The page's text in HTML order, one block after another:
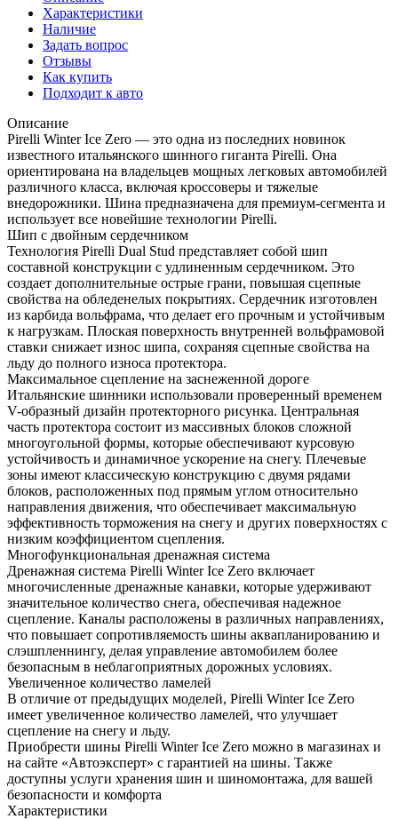
Характеристики
Наличие
Задать вопрос
Отзывы
Как купить
Подходит к авто
Описание
Pirelli Winter Ice Zero — это одна из последних новинок
известного итальянского шинного гиганта Pirelli. Она
ориентирована на владельцев мощных легковых автомобилей
различного класса, включая кроссоверы и тяжелые
внедорожники. Шина предназначена для премиум-сегмента и
использует все новейшие технологии Pirelli.
Шип с двойным сердечником
Технология Pirelli Dual Stud представляет собой шип
составной конструкции с удлиненным сердечником. Это
создает дополнительные острые грани, повышая сцепные
свойства на обледенелых покрытиях. Сердечник изготовлен
из карбида вольфрама, что делает его прочным и устойчивым
к нагрузкам. Плоская поверхность внутренней вольфрамовой
ставки снижает износ шипа, сохраняя сцепные свойства на
льду до полного износа протектора.
Максимальное сцепление на заснеженной дороге
Итальянские шинники использовали проверенный временем
V-образный дизайн протекторного рисунка. Центральная
часть протектора состоит из массивных блоков сложной
многоугольной формы, которые обеспечивают курсовую
устойчивость и динамичное ускорение на снегу. Плечевые
зоны имеют классическую конструкцию с двумя рядами
блоков, расположенных под прямым углом относительно
направления движения, что обеспечивает максимальную
эффективность торможения на снегу и других поверхностях с
низким коэффициентом сцепления.
Многофункциональная дренажная система
Дренажная система Pirelli Winter Ice Zero включает
многочисленные дренажные канавки, которые удерживают
значительное количество снега, обеспечивая надежное
сцепление. Каналы расположены в различных направлениях,
что повышает сопротивляемость шины аквапланированию и
слэшпленнингу, делая управление автомобилем более
безопасным в неблагоприятных дорожных условиях.
Увеличенное количество ламелей
В отличие от предыдущих моделей, Pirelli Winter Ice Zero
имеет увеличенное количество ламелей, что улучшает
сцепление на снегу и льду.
Приобрести шины Pirelli Winter Ice Zero можно в магазинах и
на сайте «Автоэксперт» с гарантией на шины. Также
доступны услуги хранения шин и шиномонтажа, для вашей
безопасности и комфорта
Характеристики